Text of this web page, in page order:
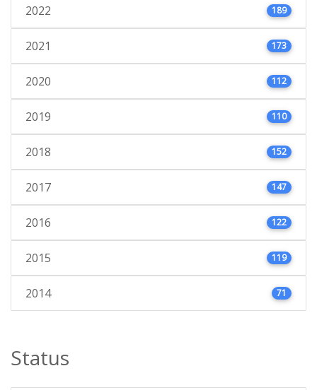
2022 189
2021 173
2020 112
2019 110
2018 152
2017 147
2016 122
2015 119
2014 71
Status